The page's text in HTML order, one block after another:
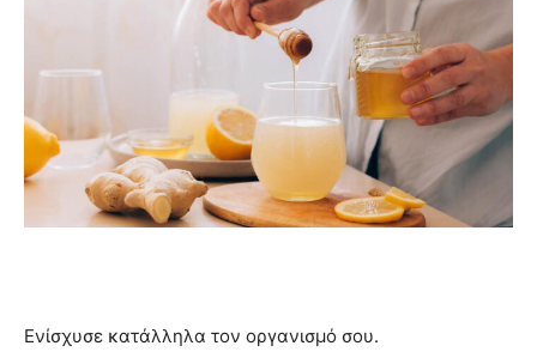
Ενίσχυσε κατάλληλα τον οργανισμό σου.